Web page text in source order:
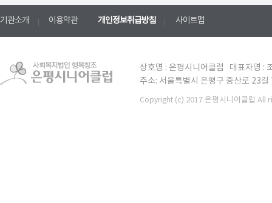
기관소개 이용약관 개인정보취급방침 사이트맵
상호명 : 은평시니어클럽 대표자명
주소: 서울특별시 은평구 증산로
Copyright (c) 2017 은평시니어클럽